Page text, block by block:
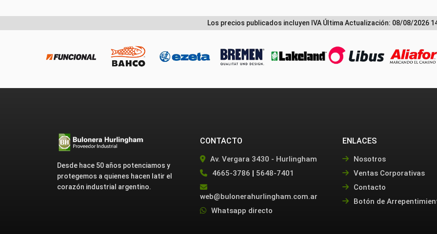
Los precios publicados incluyen IVA Última Actualización: 08/08/2026
Desde hace 50 años potenciamos y
protegemos a quienes hacen latir el
corazón industrial argentino.
CONTACTO
Av. Vergara 3430 - Hurlingham
4665-3786 | 5648-7401
web@bulonerahurlingham.com.ar
Whatsapp directo
ENLACES
Nosotros
Ventas Corporativas
Contacto
Botón de